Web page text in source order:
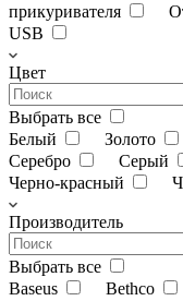
прикуривателя
USB
Цвет
Выбрать все
Белый
Золото
Серебро
Серый
Черно-красный
Производитель
Выбрать все
Baseus
Bethco